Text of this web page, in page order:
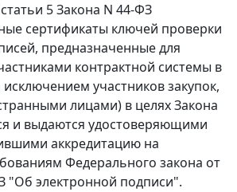
5 Закона N 44-ФЗ
сертификаты ключей проверки
предназначенные для
контрактной системы в
исключением участников закупок,
лицами) в целях Закона
и выдаются удостоверяющими
аккредитацию на
Федерального закона от
"Об электронной подписи".